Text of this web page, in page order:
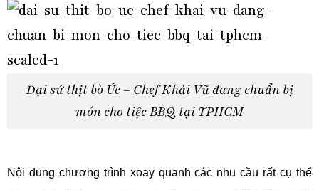
Đại sứ thịt bò Úc – Chef Khải Vũ đang chuẩn bị
món cho tiệc BBQ tại TPHCM
Nội dung chương trình xoay quanh các nhu cầu rất cụ thể